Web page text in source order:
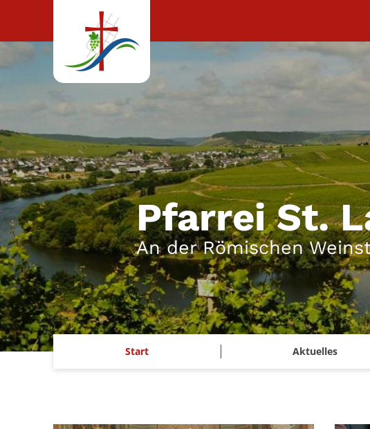
Zum Inhalt springen
Pfarrei St.
An der Römischen
Start Aktuelles